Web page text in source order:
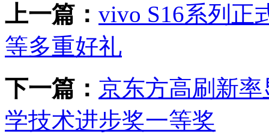
上一篇： vivo S16系列正
等多重好礼
下一篇： 京东方高刷新
学技术进步奖一等奖